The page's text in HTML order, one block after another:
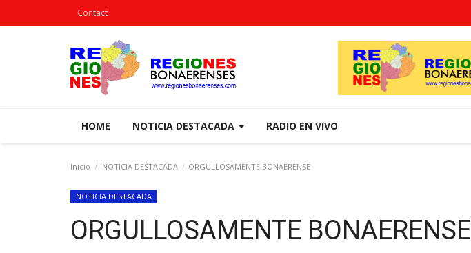
Contact
HOME NOTICIA DESTACADA RADIO EN VIVO
Inicio NOTICIA DESTACADA ORGULLOSAMENTE BONAERENSE
NOTICIA DESTACADA
ORGULLOSAMENTE BONAERENSE